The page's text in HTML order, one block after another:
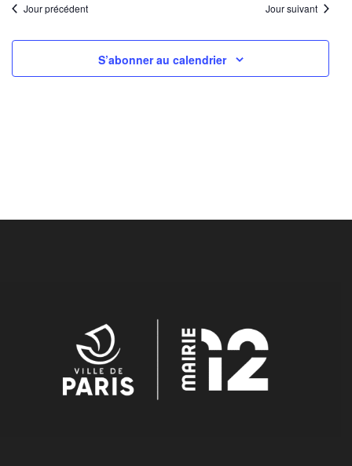
Jour précédent Jour suivant
S’abonner au calendrier